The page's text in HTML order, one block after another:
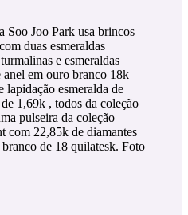
Soo Joo Park usa brincos
duas esmeraldas
e esmeraldas
anel em ouro branco 18k
lapidação esmeralda de
1,69k , todos da coleção
pulseira da coleção
com 22,85k de diamantes
de 18 quilatesk. Foto